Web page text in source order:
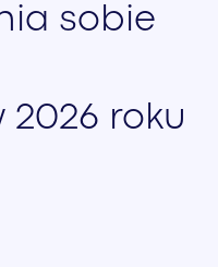
sobie
2026 roku